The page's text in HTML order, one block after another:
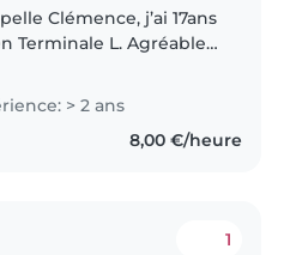
Clémence, j’ai 17ans
L. Agréable
et en prendre soin.
de bonne humeur pour
je garde..
> 2 ans
8,00 €/heure
1